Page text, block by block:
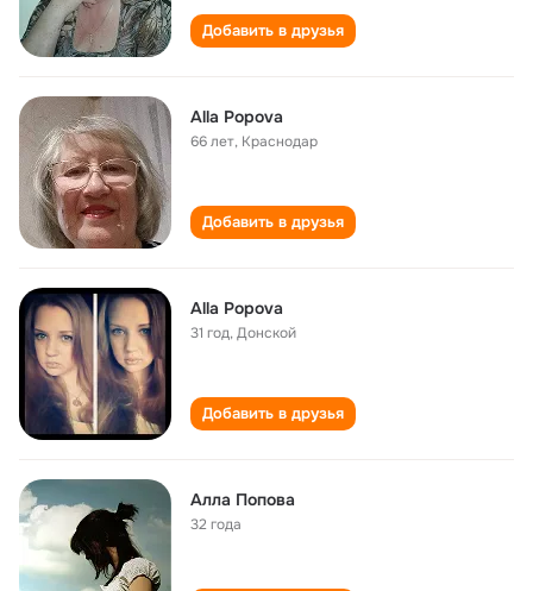
Добавить в друзья
Alla Popova
66 лет, Краснодар
Добавить в друзья
Alla Popova
31 год,Донской
Добавить в друзья
Алла Попова
32 года